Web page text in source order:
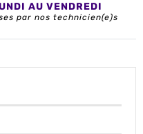
AU VENDREDI
par nos technicien(e)s